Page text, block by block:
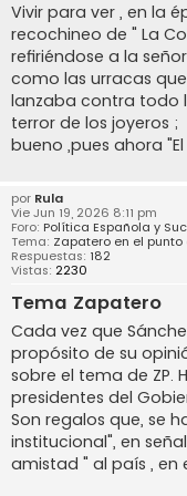
Vivir para ver , en la
recochineo de " La
refiriéndose a la
como las urracas
lanzaba contra todo
terror de los joyeros ;
bueno ,pues ahora "El
por Rula
Vie Jun 19, 2026 8:11 pm
Foro: Política Española y
Tema: Zapatero en el punto
Respuestas: 182
Vistas: 2230
Tema Zapatero
Cada vez que
propósito de su
sobre el tema de ZP.
presidentes del
Son regalos que, se
institucional", en
amistad " al país , en